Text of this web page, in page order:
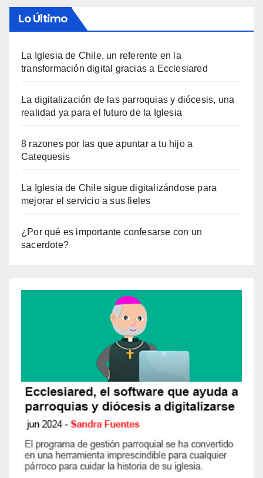
Lo Último
La Iglesia de Chile, un referente en la
transformación digital gracias a Ecclesiared
La digitalización de las parroquias y diócesis, una
realidad ya para el futuro de la Iglesia
8 razones por las que apuntar a tu hijo a
Catequesis
La Iglesia de Chile sigue digitalizándose para
mejorar el servicio a sus fieles
¿Por qué es importante confesarse con un
sacerdote?